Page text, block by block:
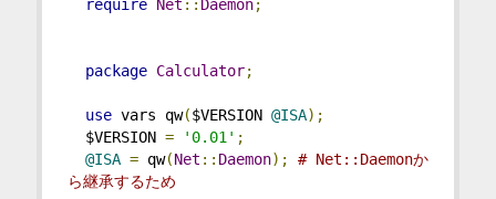
require Net :: Daemon;
package Calculator;
use vars qw($VERSION @ISA);
$VERSION = '0.01' ;
@ISA = qw(Net :: Daemon);
# Net::Daemonか
ら継承するため